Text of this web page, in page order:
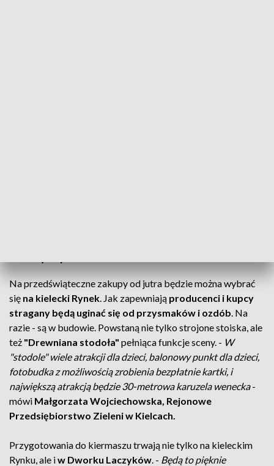
Na przedświąteczne zakupy od jutra będzie można wybrać
się na kielecki Rynek. Jak zapewniają producenci i kupcy
stragany będą uginać się od przysmaków i ozdób. Na
razie - są w budowie. Powstaną nie tylko strojone stoiska, ale
też "Drewniana stodoła" pełniąca funkcje sceny. - W
"stodole" wiele atrakcji dla dzieci, balonowy punkt dla dzieci,
fotobudka z możliwością zrobienia bezpłatnie kartki, i
największą atrakcją będzie 30-metrowa karuzela wenecka-
mówi Małgorzata Wojciechowska, Rejonowe
Przedsiębiorstwo Zieleni w Kielcach.
Przygotowania do kiermaszu trwają nie tylko na kieleckim
Rynku, ale iw Dworku Laczyków. - Będą to pięknie